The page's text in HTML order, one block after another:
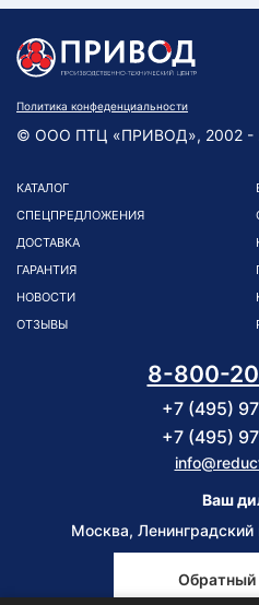
Политика конфеденциальности
© ООО ПТЦ «ПРИВОД», 2002 -
КАТАЛОГ
СПЕЦПРЕДЛОЖЕНИЯ
ДОСТАВКА
ГАРАНТИЯ
НОВОСТИ
ОТЗЫВЫ
8-800-
+7 (495)
+7 (495)
Ваш
Москва, Ленинградский
Обратный